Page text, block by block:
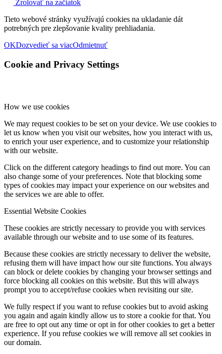
Zrolovať na začiatok
Tieto webové stránky využívajú cookies na ukladanie dát
potrebných pre zlepšovanie kvality prehliadania.
OKDozvedieť sa viacOdmietnuť
Cookie and Privacy Settings
How we use cookies
We may request cookies to be set on your device. We use cookies to
let us know when you visit our websites, how you interact with us,
to enrich your user experience, and to customize your relationship
with our website.
Click on the different category headings to find out more. You can
also change some of your preferences. Note that blocking some
types of cookies may impact your experience on our websites and
the services we are able to offer.
Essential Website Cookies
These cookies are strictly necessary to provide you with services
available through our website and to use some of its features.
Because these cookies are strictly necessary to deliver the website,
refusing them will have impact how our site functions. You always
can block or delete cookies by changing your browser settings and
force blocking all cookies on this website. But this will always
prompt you to accept/refuse cookies when revisiting our site.
We fully respect if you want to refuse cookies but to avoid asking
you again and again kindly allow us to store a cookie for that. You
are free to opt out any time or opt in for other cookies to get a better
experience. If you refuse cookies we will remove all set cookies in
our domain.